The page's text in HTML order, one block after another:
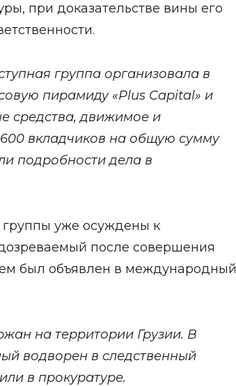
при доказательстве вины его
группа организовала в
пирамиду «Plus Capital» и
средства, движимое и
вкладчиков на общую сумму
подробности дела в
группы уже осуждены к
после совершения
был объявлен в международный
на территории Грузии. В
водворен в следственный
в прокуратуре.